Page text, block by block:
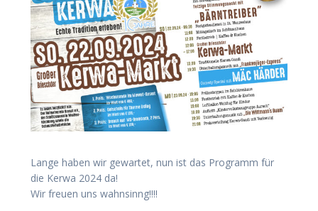
Lange haben wir gewartet, nun ist das Programm für
die Kerwa 2024 da!
Wir freuen uns wahnsinng!!!!